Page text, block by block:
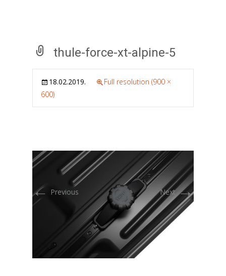
thule-force-xt-alpine-5
18.02.2019.
Full resolution (900 ×
600)
← Previous Next→